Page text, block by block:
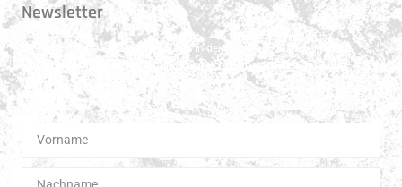
Newsletter
Erhalte 1x pro Quartal unsere News in dein Postfach. Darüber hinaus
teilen wir gerne Spannendes und Lehrreiches aus der Welt des Muay Thai
Boxen.